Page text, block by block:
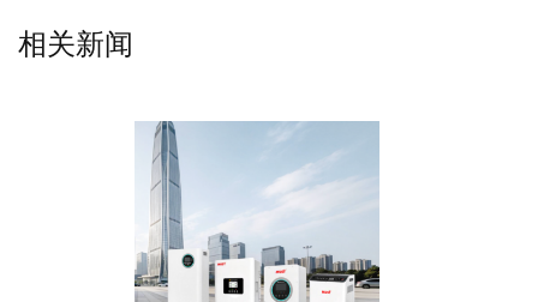
相关新闻